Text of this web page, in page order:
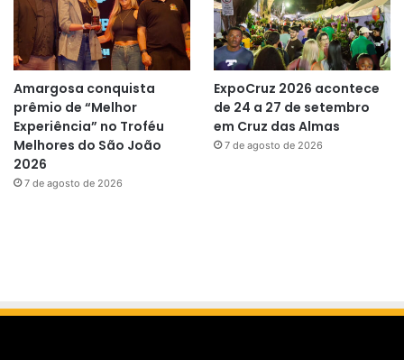
Amargosa conquista
prêmio de “Melhor
Experiência” no Troféu
Melhores do São João
2026
7 de agosto de 2026
ExpoCruz 2026 acontece
de 24 a 27 de setembro
em Cruz das Almas
7 de agosto de 2026